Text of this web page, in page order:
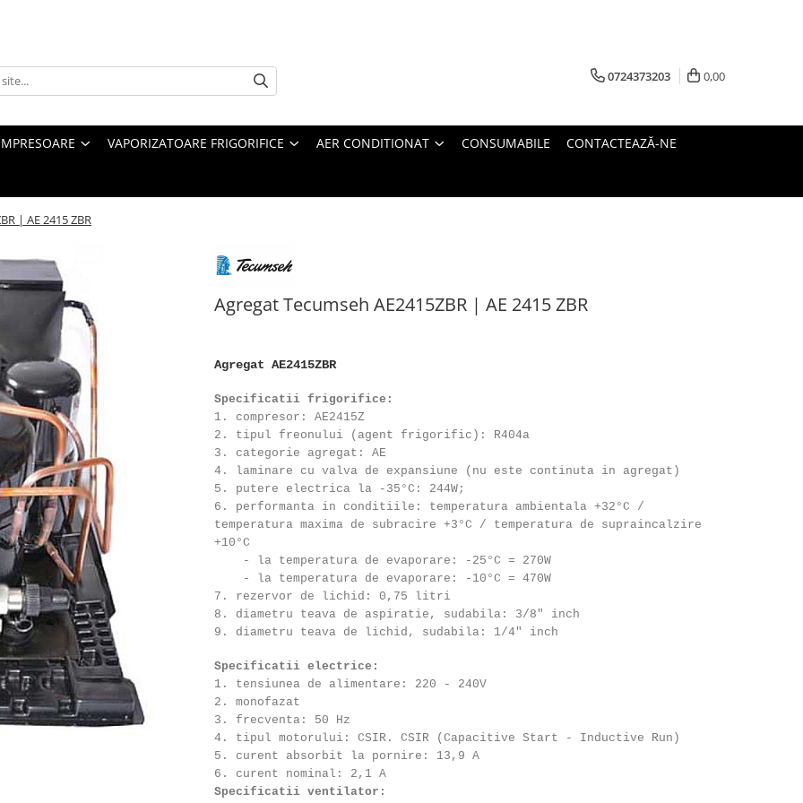
0724373203 0,00
VAPORIZATOARE FRIGORIFICE AER CONDITIONAT CONSUMABILE CONTACTEAZĂ-NE
| AE 2415 ZBR
Agregat Tecumseh AE2415ZBR | AE 2415 ZBR
Agregat AE2415ZBR
Specificatii frigorifice:
1. compresor: AE2415Z
2. tipul freonului (agent frigorific): R404a
3. categorie agregat: AE
4. laminare cu valva de expansiune (nu este continuta in agregat)
5. putere electrica la -35°C: 244W;
6. performanta in conditiile: temperatura ambientala +32°C /
temperatura maxima de subracire +3°C / temperatura de supraincalzire
+10°C
- la temperatura de evaporare: -25°C = 270W
- la temperatura de evaporare: -10°C = 470W
7. rezervor de lichid: 0,75 litri
8. diametru teava de aspiratie, sudabila: 3/8" inch
9. diametru teava de lichid, sudabila: 1/4" inch
Specificatii electrice:
1. tensiunea de alimentare: 220 - 240V
2. monofazat
3. frecventa: 50 Hz
4. tipul motorului: CSIR. CSIR (Capacitive Start - Inductive Run)
5. curent absorbit la pornire: 13,9 A
6. curent nominal: 2,1 A
Specificatii ventilator: